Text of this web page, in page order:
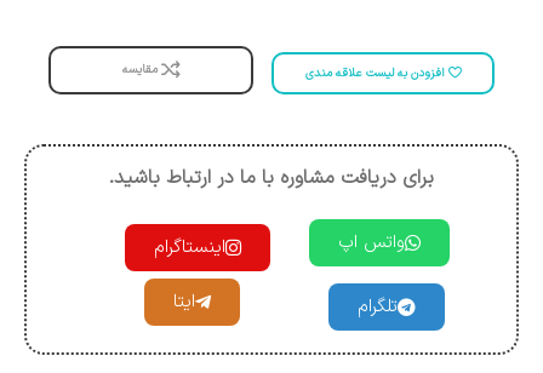
افزودن به لیست علاقه مندی مقایسه
برای دریافت مشاوره با ما در ارتباط باشید.
واتس اپ اینستاگرام
تلگرام ایتا